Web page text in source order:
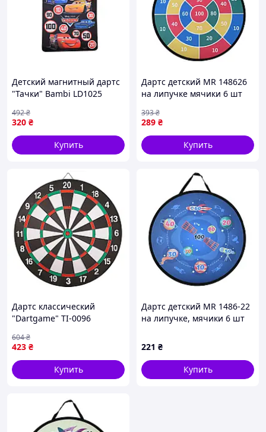
Детский магнитный дартс
"Тачки" Bambi LD1025
320 ₴
492₴
Купить
Дартс детский MR 148626
на липучке мячики 6 шт
148626 на липучці кульки 6
шт
289 ₴
393₴
Купить
Дартс классический
"Dartgame" TI-0096
423 ₴
604₴
Купить
Дартс детский MR 1486-22
на липучке, мячики 6 шт
221 ₴
Купить